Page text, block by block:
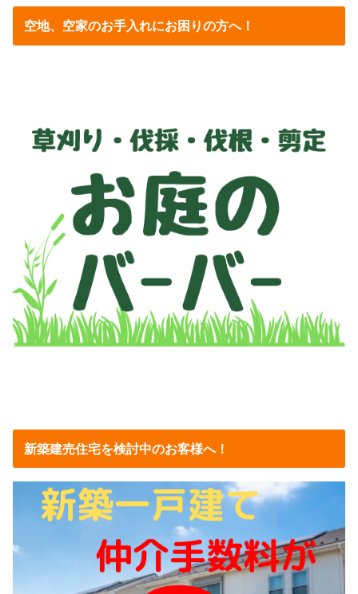
空地、空家のお手入れにお困りの方へ！
新築建売住宅を検討中のお客様へ！